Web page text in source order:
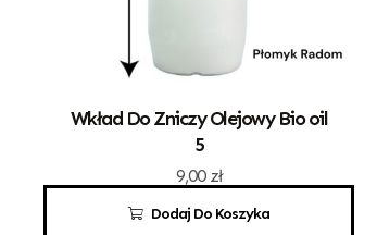
Dodaj Do Koszyka
Wkład Do Zniczy Olejowy Bio oil
5
9,00 zł